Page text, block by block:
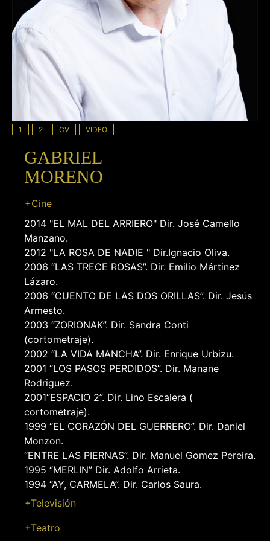
1 2 CV VIDEO
GABRIEL
MORENO
+Cine
2014 "EL MAL DEL ARRIERO" Dir. José Camello
Manzano.
2012 "LA ROSA DE NADIE " Dir.Ignacio Oliva.
2006 “LAS TRECE ROSAS”. Dir. Emilio Mártinez
Lázaro.
2006 “CUENTO DE LAS DOS ORILLAS”. Dir. Jesús
Armesto.
2003 “ZORIONAK”. Dir. Sandra Conti
(cortometraje).
2002 “LA VIDA MANCHA”. Dir. Enrique Urbizu.
2001 “LOS PASOS PERDIDOS”. Dir. Manane
Rodriguez.
2001“ESPACIO 2”. Dir. Lino Escalera (
cortometraje).
1999 “EL CORAZÓN DEL GUERRERO”. Dir. Daniel
Monzon.
“ENTRE LAS PIERNAS”. Dir. Manuel Gomez Pereira.
1995 “MERLIN” Dir. Adolfo Arrieta.
1994 “AY, CARMELA”. Dir. Carlos Saura.
+Televisión
+Teatro